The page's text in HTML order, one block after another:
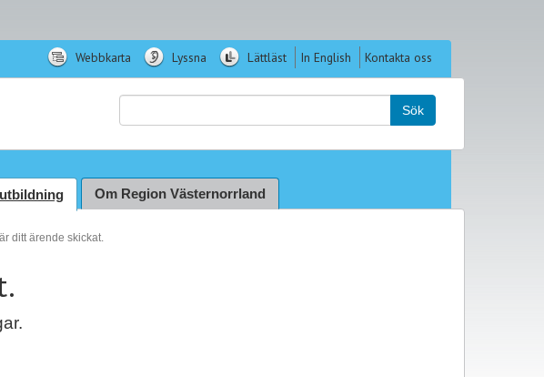
Webbkarta Lyssna Lättläst In English Kontakta oss
Sök
Om Region Västernorrland
ditt ärende skickat.